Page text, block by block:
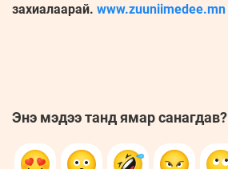
захиалаарай. www.zuuniimedee.mn
Энэ мэдээ танд ямар санагдав?